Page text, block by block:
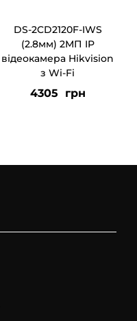
DS-2CD2120F-IWS
(2.8мм) 2МП IP
відеокамера Hikvision
з Wi-Fi
4305 грн